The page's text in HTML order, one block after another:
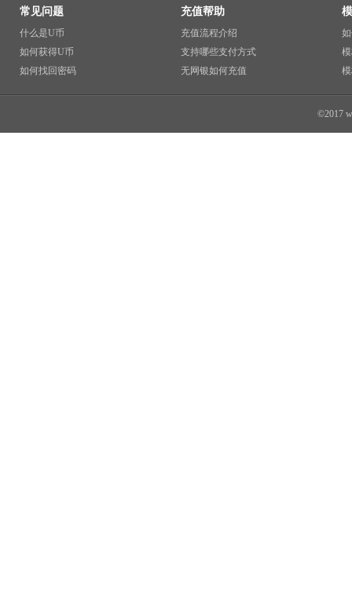
常见问题
什么是U币
如何获得U币
如何找回密码
充值帮助
充值流程介绍
支持哪些支付方式
无网银如何充值
©2017